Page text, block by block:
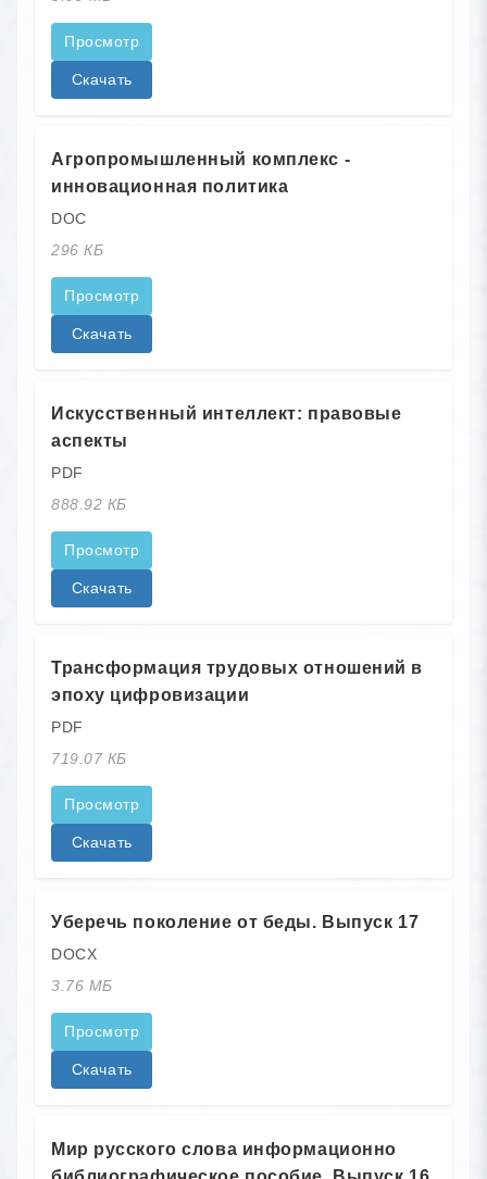
Просмотр
Скачать
Агропромышленный комплекс -
инновационная политика
DOC
296 КБ
Просмотр
Скачать
Искусственный интеллект: правовые
аспекты
PDF
888.92 КБ
Просмотр
Скачать
Трансформация трудовых отношений в
эпоху цифровизации
PDF
719.07 КБ
Просмотр
Скачать
Уберечь поколение от беды. Выпуск 17
DOCX
3.76 МБ
Просмотр
Скачать
Мир русского слова информационно